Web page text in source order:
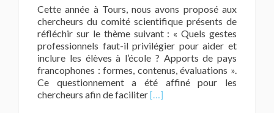
Cette année à Tours, nous avons proposé aux
chercheurs du comité scientifique présents de
réfléchir sur le thème suivant : « Quels gestes
professionnels faut-il privilégier pour aider et
inclure les élèves à l’école ? Apports de pays
francophones : formes, contenus, évaluations ».
Ce questionnement a été affiné pour les
chercheurs afin de faciliterEn
[…]